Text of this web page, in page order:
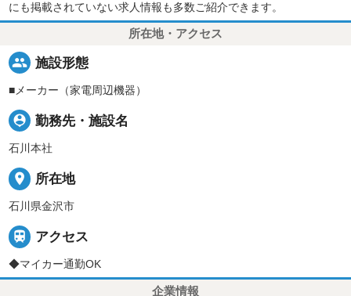
にも掲載されていない求人情報も多数ご紹介できます。
所在地・アクセス
people 施設形態
■メーカー（家電周辺機器）
person_pin 勤務先・施設名
石川本社
place 所在地
石川県金沢市
 アクセス
◆マイカー通勤OK
企業情報